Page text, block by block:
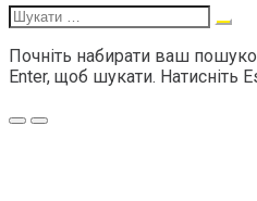
Шукати:
Почніть набирати ваш
Enter, щоб шукати. Натисніть
Меню